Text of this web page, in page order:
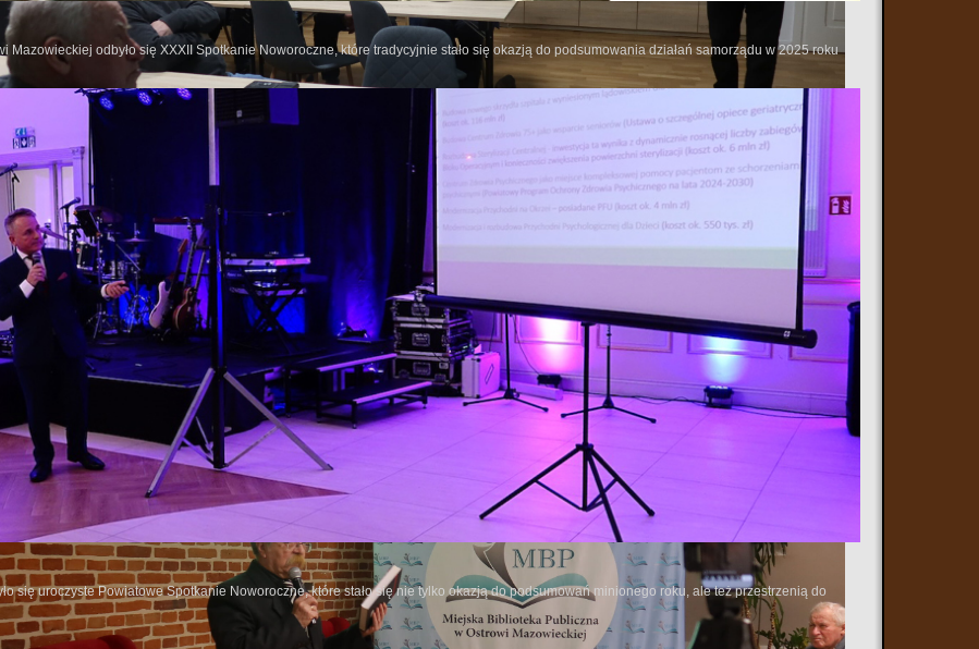
Mazowieckiej odbyło się XXXII Spotkanie Noworoczne, które tradycyjnie stało się okazją do podsumowania działań samorządu w 2025 roku
się uroczyste Powiatowe Spotkanie Noworoczne, które stało się nie tylko okazją do podsumowań minionego roku, ale też przestrzenią do